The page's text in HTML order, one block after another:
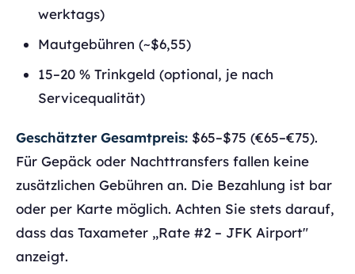
werktags)
Mautgebühren (~$6,55)
15–20 % Trinkgeld (optional, je nach
Servicequalität)
Geschätzter Gesamtpreis: $65–$75 (€65–€75).
Für Gepäck oder Nachttransfers fallen keine
zusätzlichen Gebühren an. Die Bezahlung ist bar
oder per Karte möglich. Achten Sie stets darauf,
dass das Taxameter „Rate #2 – JFK Airport"
anzeigt.